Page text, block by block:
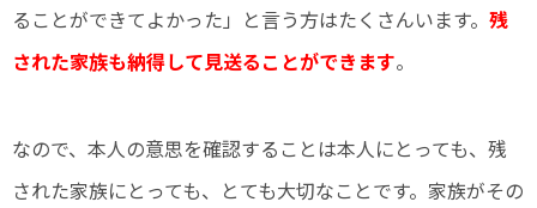
ることができてよかった」と言う方はたくさんいます。 残
された家族も納得して見送ることができます。
なので、本人の意思を確認することは本人にとっても、残
された家族にとっても、とても大切なことです。家族がその